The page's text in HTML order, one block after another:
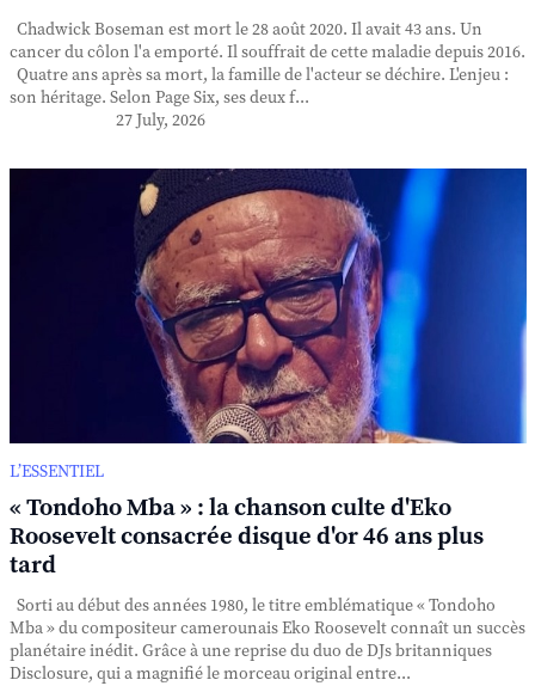
Chadwick Boseman est mort le 28 août 2020. Il avait 43 ans. Un
cancer du côlon l'a emporté. Il souffrait de cette maladie depuis 2016.
Quatre ans après sa mort, la famille de l'acteur se déchire. L'enjeu :
son héritage. Selon Page Six, ses deux f...
27 July, 2026
L’ESSENTIEL
« Tondoho Mba » : la chanson culte d'Eko
Roosevelt consacrée disque d'or 46 ans plus
tard
Sorti au début des années 1980, le titre emblématique « Tondoho
Mba » du compositeur camerounais Eko Roosevelt connaît un succès
planétaire inédit. Grâce à une reprise du duo de DJs britanniques
Disclosure, qui a magnifié le morceau original entre...